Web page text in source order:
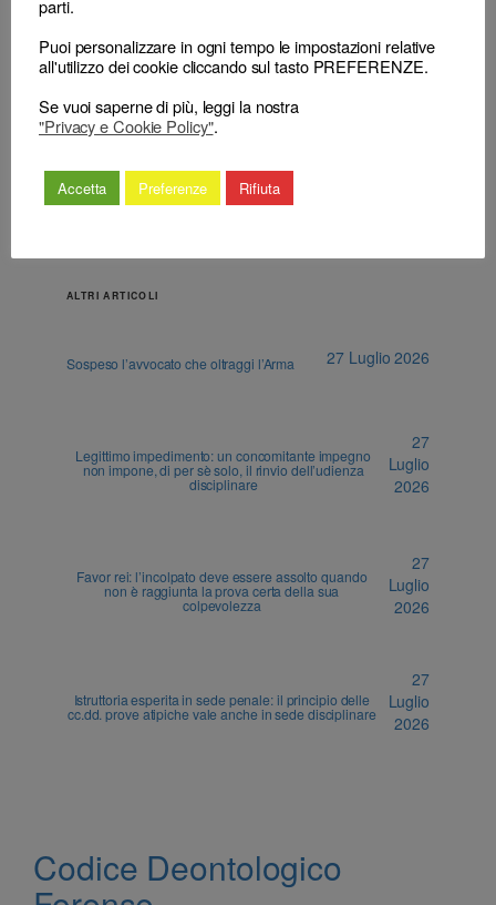
← L’intempestiva
fatturazione dei compensi
percepiti
La suitas, quale elemento
soggettivo (sufficiente) dell’illecito
disciplinare →
ALTRI ARTICOLI
Sospeso l’avvocato che oltraggi l’Arma 27 Luglio 2026
Legittimo impedimento: un concomitante impegno
non impone, di per sè solo, il rinvio dell’udienza
disciplinare
27
Luglio
2026
Favor rei: l’incolpato deve essere assolto quando
non è raggiunta la prova certa della sua
colpevolezza
27
Luglio
2026
Istruttoria esperita in sede penale: il principio delle
cc.dd. prove atipiche vale anche in sede disciplinare
27
Luglio
2026
Codice Deontologico
parti.
Puoi personalizzare in ogni tempo le impostazioni relative
all'utilizzo dei cookie cliccando sul tasto PREFERENZE.
Se vuoi saperne di più, leggi la nostra
"Privacy e Cookie Policy".
Accetta Preferenze Rifiuta